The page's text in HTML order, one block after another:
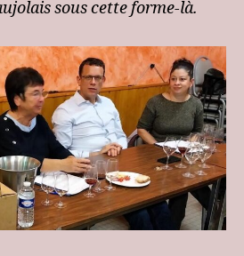
sous cette forme-là.